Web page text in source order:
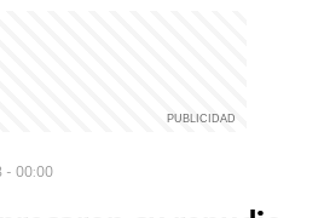
- 00:00